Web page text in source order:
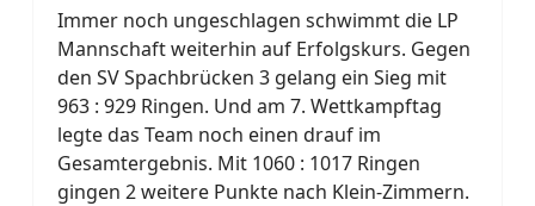
Immer noch ungeschlagen schwimmt die LP
Mannschaft weiterhin auf Erfolgskurs. Gegen
den SV Spachbrücken 3 gelang ein Sieg mit
963 : 929 Ringen. Und am 7. Wettkampftag
legte das Team noch einen drauf im
Gesamtergebnis. Mit 1060 : 1017 Ringen
gingen 2 weitere Punkte nach Klein-Zimmern.